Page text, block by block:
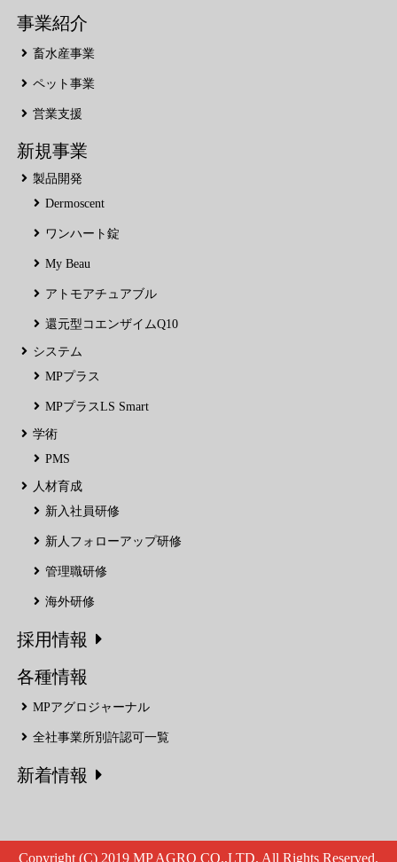
事業紹介
畜水産事業
ペット事業
営業支援
新規事業
製品開発
Dermoscent
ワンハート錠
My Beau
アトモアチュアブル
還元型コエンザイムQ10
システム
MPプラス
MPプラスLS Smart
学術
PMS
人材育成
新入社員研修
新人フォローアップ研修
管理職研修
海外研修
採用情報
各種情報
MPアグロジャーナル
全社事業所別許認可一覧
新着情報
Copyright (C) 2019 MP AGRO CO.,LTD. All Rights Reserved.